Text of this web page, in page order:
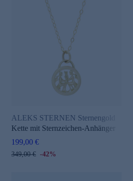
ALEKS STERNEN Sternengold
Kette mit Sternzeichen-Anhänger
199,00 €
349,00 € -42%